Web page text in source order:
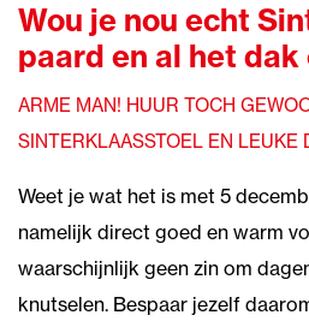
Wou je nou echt
paard en al het
ARME MAN! HUUR TOCH
SINTERKLAASSTOEL EN LEUKE
Weet je wat het is met 5
namelijk direct goed en warm
waarschijnlijk geen zin om
knutselen. Bespaar jezelf